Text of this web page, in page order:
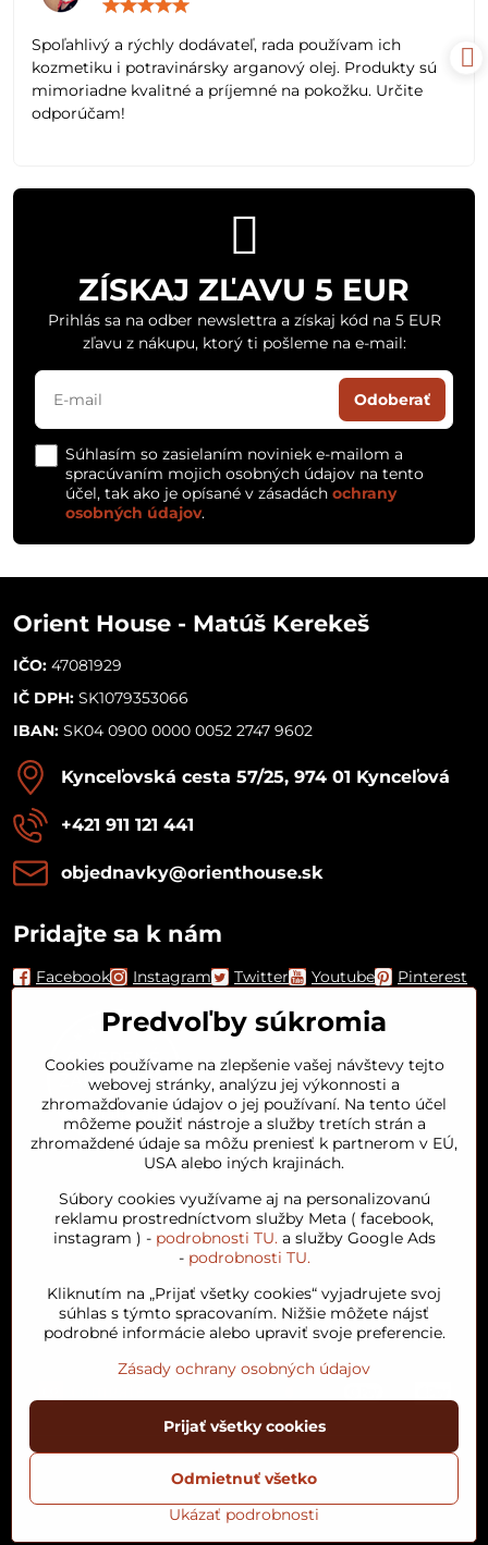
5
Spoľahlivý a rýchly dodávateľ, rada používam ich
kozmetiku i potravinársky arganový olej. Produkty sú
mimoriadne kvalitné a príjemné na pokožku. Určite
odporúčam!
ZÍSKAJ ZĽAVU 5 EUR
Prihlás sa na odber newslettra a získaj kód na 5 EUR
zľavu z nákupu, ktorý ti pošleme na e-mail:
Odoberať
Súhlasím so zasielaním noviniek e-mailom a
spracúvaním mojich osobných údajov na tento
účel, tak ako je opísané v zásadách ochrany
osobných údajov.
Orient House - Matúš Kerekeš
IČO: 47081929
IČ DPH: SK1079353066
IBAN: SK04 0900 0000 0052 2747 9602
Kynceľovská cesta 57/25, 974 01 Kynceľová
+421 911 121 441
objednavky​@orienthouse​.sk
Pridajte sa k nám
Facebook Instagram Twitter Youtube Pinterest
Orient House
Arganový olej
Obľúbené kategórie
©2026Copyright
Predvoľby súkromiaZásady ochrany osobných údajov
Podmienky používaniaStav objednávky
Vytvorené pomocou:BiznisWeb.sk
Predvoľby súkromia
Cookies používame na zlepšenie vašej návštevy tejto
webovej stránky, analýzu jej výkonnosti a
zhromažďovanie údajov o jej používaní. Na tento účel
môžeme použiť nástroje a služby tretích strán a
zhromaždené údaje sa môžu preniesť k partnerom v EÚ,
USA alebo iných krajinách.
Súbory cookies využívame aj na personalizovanú
reklamu prostredníctvom služby Meta ( facebook,
instagram ) - podrobnosti TU.a služby Google Ads
- podrobnosti TU.
Kliknutím na „Prijať všetky cookies“ vyjadrujete svoj
súhlas s týmto spracovaním. Nižšie môžete nájsť
podrobné informácie alebo upraviť svoje preferencie.
Zásady ochrany osobných údajov
Ukázať podrobnosti
Prijať všetky cookies
Odmietnuť všetko